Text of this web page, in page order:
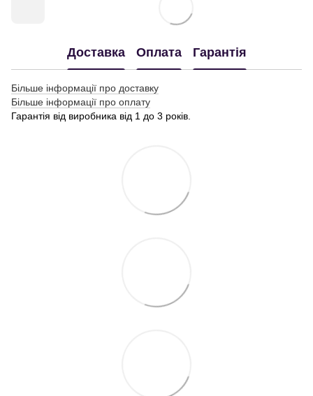
Доставка Оплата Гарантія
Більше інформації про доставку
Більше інформації про оплату
Гарантія від виробника від 1 до 3 років.